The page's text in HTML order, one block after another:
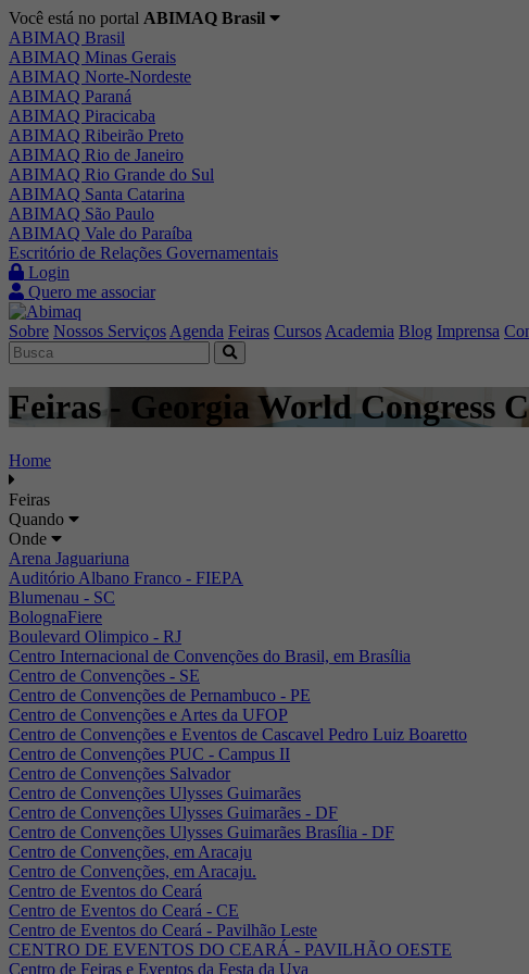
Você está no portal ABIMAQ Brasil
ABIMAQ Brasil
ABIMAQ Minas Gerais
ABIMAQ Norte-Nordeste
ABIMAQ Paraná
ABIMAQ Piracicaba
ABIMAQ Ribeirão Preto
ABIMAQ Rio de Janeiro
ABIMAQ Rio Grande do Sul
ABIMAQ Santa Catarina
ABIMAQ São Paulo
ABIMAQ Vale do Paraíba
Escritório de Relações Governamentais
Login
Quero me associar
Sobre Nossos Serviços Agenda Feiras Cursos Academia Blog Imprensa
Feiras - Georgia World Congress
Home
Feiras
Quando
Onde
Arena Jaguariuna
Auditório Albano Franco - FIEPA
Blumenau - SC
BolognaFiere
Boulevard Olimpico - RJ
Centro Internacional de Convenções do Brasil, em Brasília
Centro de Convenções - SE
Centro de Convenções de Pernambuco - PE
Centro de Convenções e Artes da UFOP
Centro de Convenções e Eventos de Cascavel Pedro Luiz Boaretto
Centro de Convenções PUC - Campus II
Centro de Convenções Salvador
Centro de Convenções Ulysses Guimarães
Centro de Convenções Ulysses Guimarães - DF
Centro de Convenções Ulysses Guimarães Brasília - DF
Centro de Convenções, em Aracaju
Centro de Convenções, em Aracaju.
Centro de Eventos do Ceará
Centro de Eventos do Ceará - CE
Centro de Eventos do Ceará - Pavilhão Leste
CENTRO DE EVENTOS DO CEARÁ - PAVILHÃO OESTE
Centro de Feiras e Eventos da Festa da Uva